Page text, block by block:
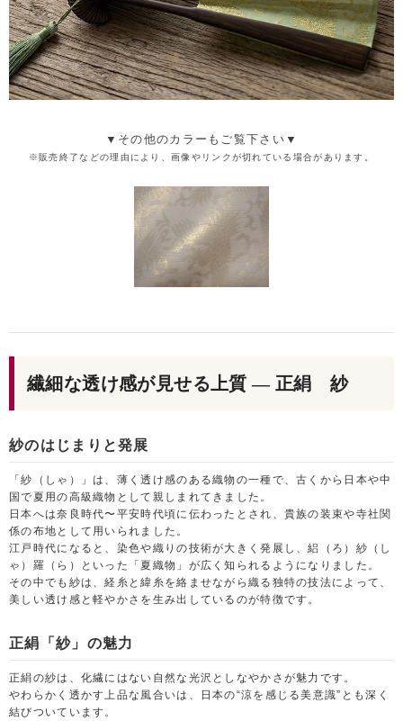
▼その他のカラーもご覧下さい▼
※販売終了などの理由により、画像やリンクが切れている場合があります。
繊細な透け感が見せる上質 — 正絹 紗
紗のはじまりと発展
「紗（しゃ）」は、薄く透け感のある織物の一種で、古くから日本や中
国で夏用の高級織物として親しまれてきました。
日本へは奈良時代〜平安時代頃に伝わったとされ、貴族の装束や寺社関
係の布地として用いられました。
江戸時代になると、染色や織りの技術が大きく発展し、絽（ろ）紗（し
ゃ）羅（ら）といった「夏織物」が広く知られるようになりました。
その中でも紗は、経糸と緯糸を絡ませながら織る独特の技法によって、
美しい透け感と軽やかさを生み出しているのが特徴です。
正絹「紗」の魅力
正絹の紗は、化繊にはない自然な光沢としなやかさが魅力です。
やわらかく透かす上品な風合いは、日本の“涼を感じる美意識”とも深く
結びついています。